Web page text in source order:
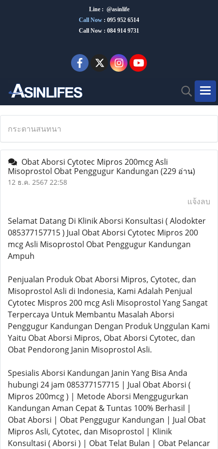
Line : @asinlife
Call Now : 095 952 6514
Call Now : 084 914 9731
กระดานสนทนา
Obat Aborsi Cytotec Mipros 200mcg Asli
Misoprostol Obat Penggugur Kandungan (229 อ่าน)
12 ธ.ค. 2567 22:58
แจ้งลบ
Selamat Datang Di Klinik Aborsi Konsultasi ( Alodokter
085377157715 ) Jual Obat Aborsi Cytotec Mipros 200
mcg Asli Misoprostol Obat Penggugur Kandungan
Ampuh
Penjualan Produk Obat Aborsi Mipros, Cytotec, dan
Misoprostol Asli di Indonesia, Kami Adalah Penjual
Cytotec Mispros 200 mcg Asli Misoprostol Yang Sangat
Terpercaya Untuk Membantu Masalah Aborsi
Penggugur Kandungan Dengan Produk Unggulan Kami
Yaitu Obat Aborsi Mipros, Obat Aborsi Cytotec, dan
Obat Pendorong Janin Misoprostol Asli.
Spesialis Aborsi Kandungan Janin Yang Bisa Anda
hubungi 24 jam 085377157715 | Jual Obat Aborsi (
Mipros 200mcg ) | Metode Aborsi Menggugurkan
Kandungan Aman Cepat & Tuntas 100% Berhasil |
Obat Aborsi | Obat Penggugur Kandungan | Jual Obat
Mipros Asli, Cytotec, dan Misoprostol | Klinik
Konsultasi ( Aborsi ) | Obat Telat Bulan | Obat Pelancar